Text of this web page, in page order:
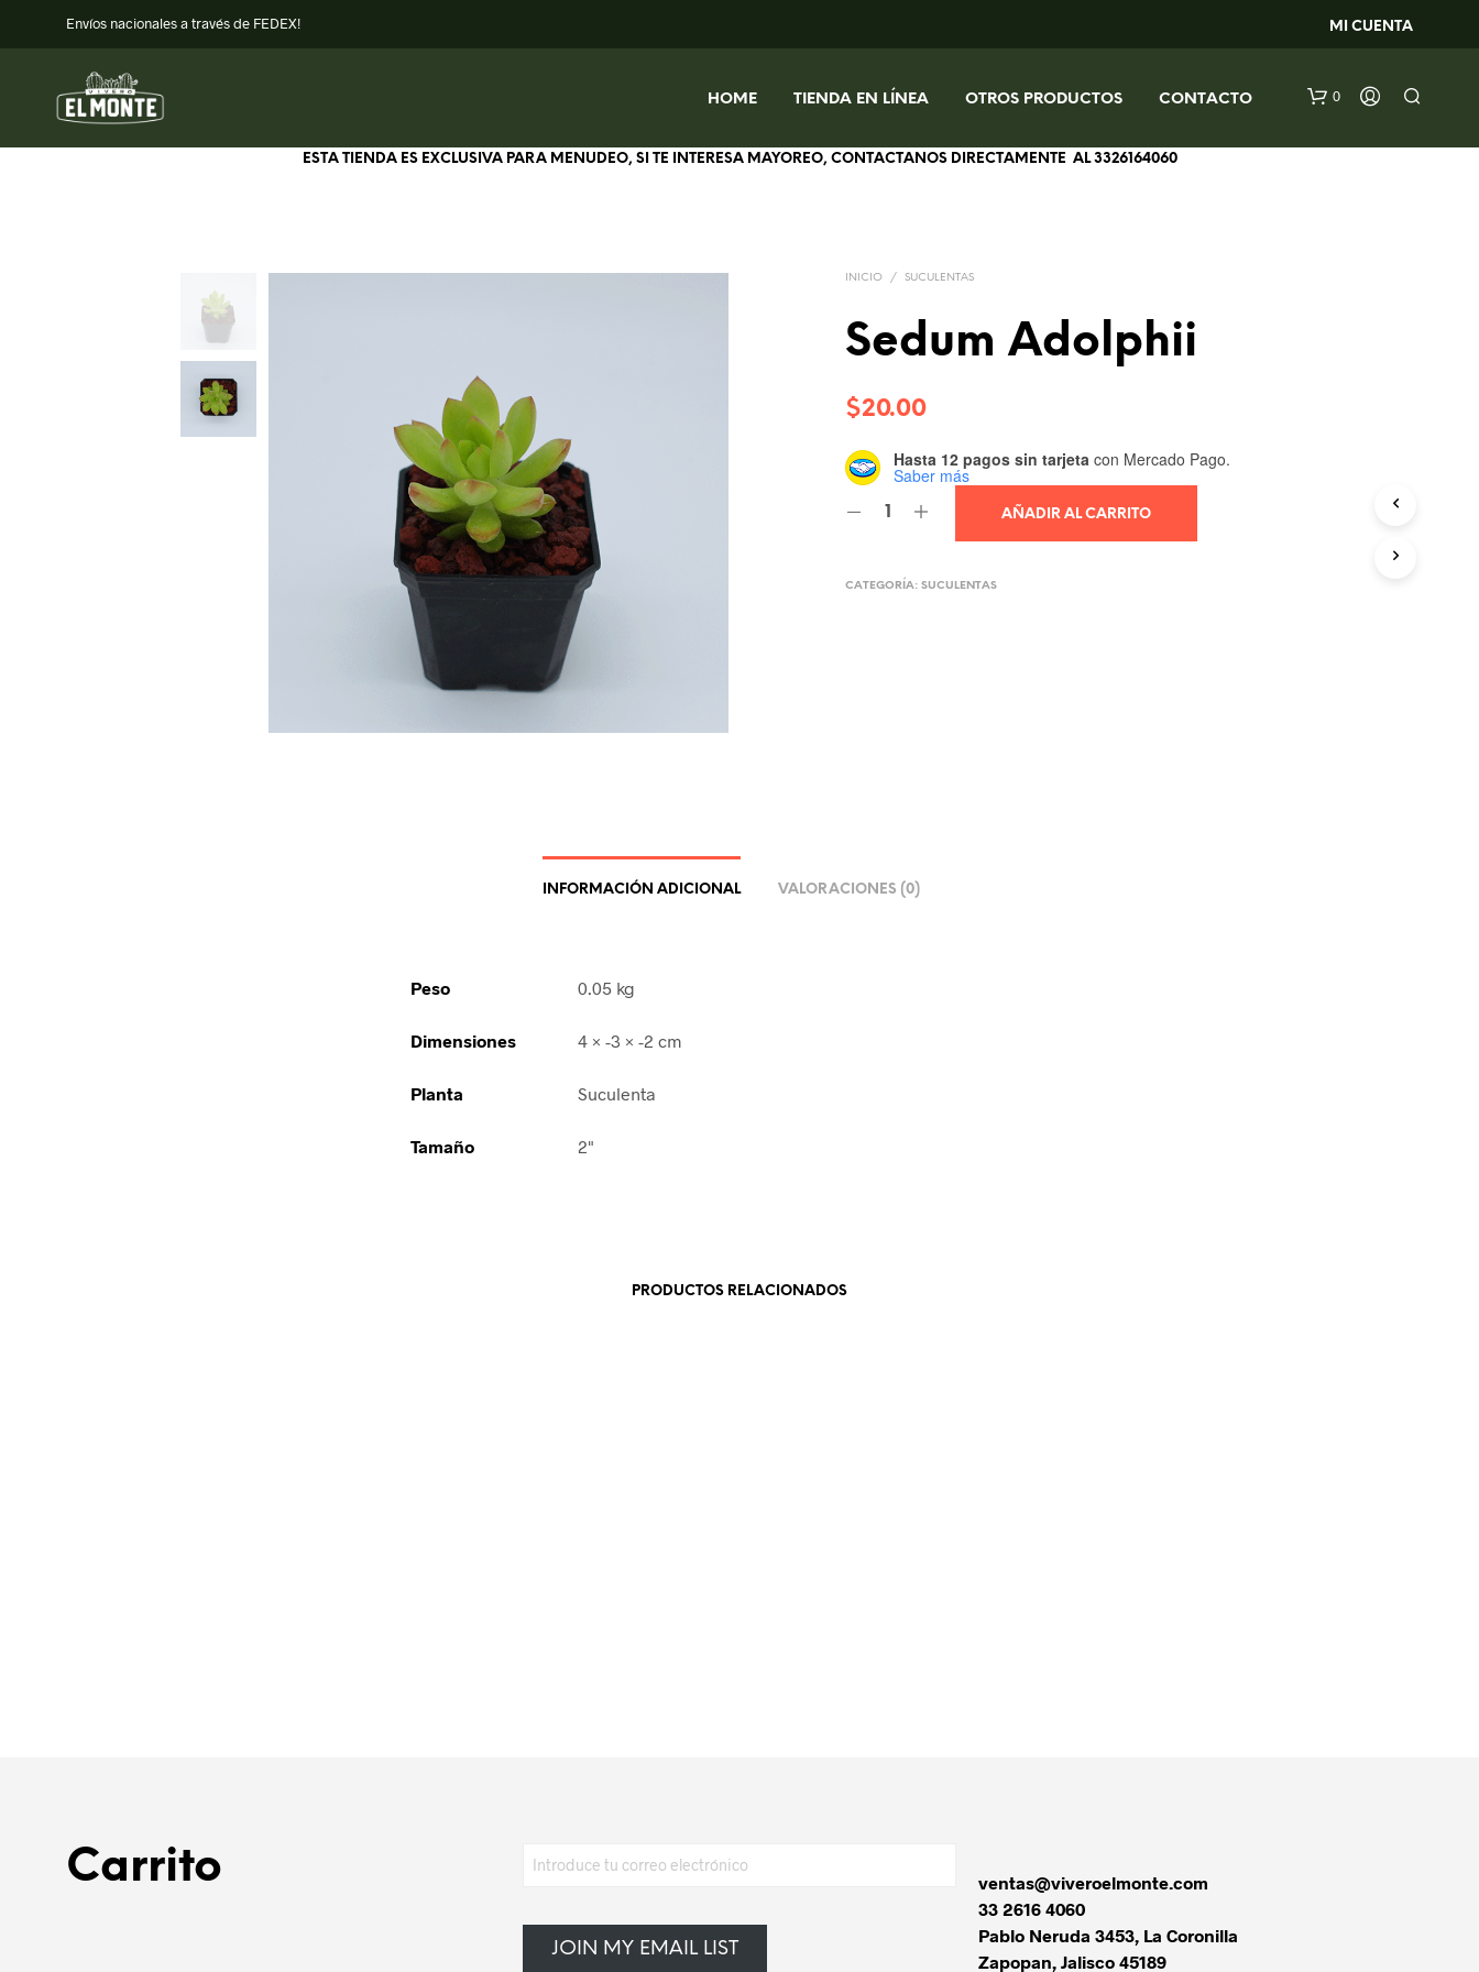
Envíos nacionales a través de FEDEX! MI CUENTA
HOME TIENDA EN LÍNEA OTROS PRODUCTOS CONTACTO 0
ESTA TIENDA ES EXCLUSIVA PARA MENUDEO, SI TE INTERESA MAYOREO, CONTACTANOS DIRECTAMENTE AL3326164060
INICIO / SUCULENTAS
Sedum Adolphii
$20.00
Hasta 12 pagos sin tarjeta con Mercado Pago.
Saber más
AÑADIR AL CARRITO
CATEGORÍA:SUCULENTAS
INFORMACIÓN ADICIONAL VALORACIONES (0)
Peso 0.05 kg
Dimensiones 4 × -3 × -2 cm
Planta Suculenta
Tamaño 2"
PRODUCTOS RELACIONADOS
Carrito
JOIN MY EMAIL LIST
ventas@viveroelmonte.com
33 2616 4060
Pablo Neruda 3453, La Coronilla
Zapopan,Jalisco 45189